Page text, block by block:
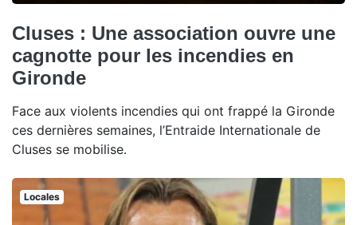
Cluses : Une association ouvre une
cagnotte pour les incendies en
Gironde
Face aux violents incendies qui ont frappé la Gironde
ces dernières semaines, l’Entraide Internationale de
Cluses se mobilise.
Locales